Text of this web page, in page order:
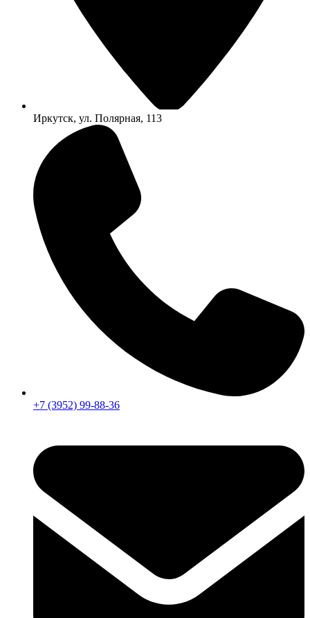
Иркутск, ул. Полярная, 113
+7 (3952) 99-88-36